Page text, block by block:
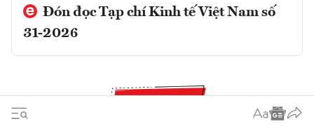
Đón đọc Tạp chí Kinh tế Việt Nam số
31-2026